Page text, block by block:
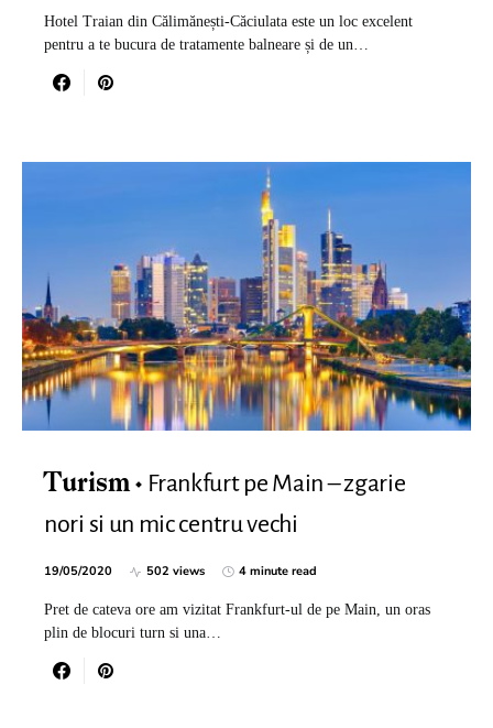
Hotel Traian din Călimănești-Căciulata este un loc excelent
pentru a te bucura de tratamente balneare și de un…
Turism
Frankfurt pe Main – zgarie
nori si un mic centru vechi
19/05/2020 502 views 4 minute read
Pret de cateva ore am vizitat Frankfurt-ul de pe Main, un oras
plin de blocuri turn si una…